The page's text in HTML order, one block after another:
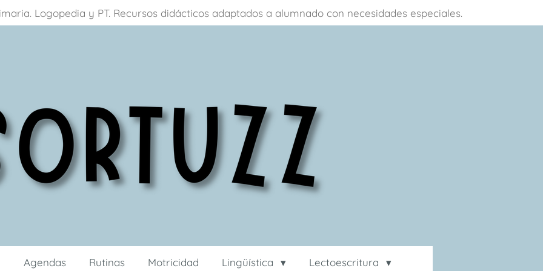
Logopedia y PT. Recursos didácticos adaptados a alumnado con necesidades especiales.
Agendas Rutinas Motricidad Lingüística Lectoescritura